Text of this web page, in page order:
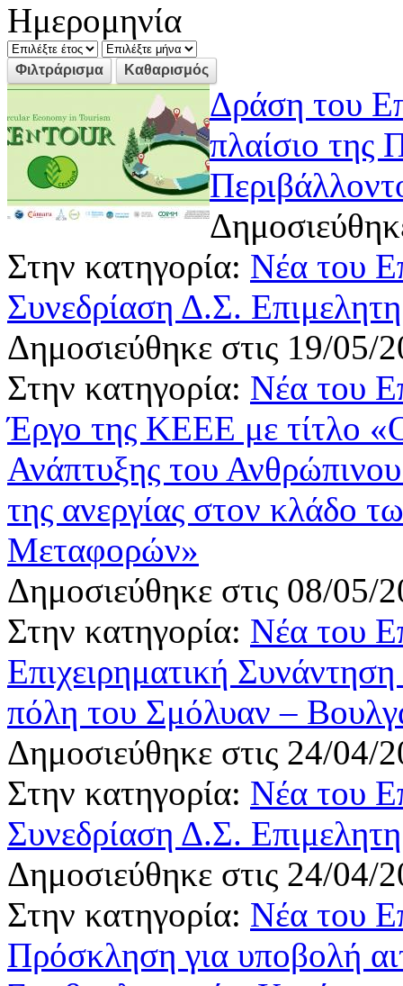
Ημερομηνία
Δράση του
πλαίσιο της
Στην κατηγορία: Νέα του
Συνεδρίαση Δ.Σ.
Δημοσιεύθηκε στις 19/05/
Στην κατηγορία: Νέα του
Έργο της ΚΕΕΕ με τίτλο
Ανάπτυξης του
της ανεργίας στον κλάδο
Μεταφορών»
Δημοσιεύθηκε στις 08/05/
Στην κατηγορία: Νέα του
Επιχειρηματική
πόλη του Σμόλυαν –
Δημοσιεύθηκε στις 24/04/
Στην κατηγορία: Νέα του
Συνεδρίαση Δ.Σ.
Δημοσιεύθηκε στις 24/04/
Στην κατηγορία: Νέα του
Πρόσκληση για υποβολή